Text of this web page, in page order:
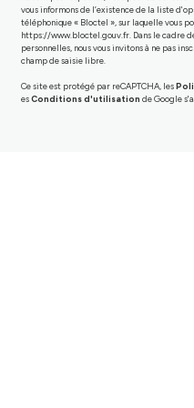
vous informons de l’existence de la liste
téléphonique « Bloctel », sur laquelle vous
https://www.bloctel.gouv.fr. Dans le cadre
personnelles, nous vous invitons à ne pas
champ de saisie libre.
Ce site est protégé par reCAPTCHA, les
esConditions d'utilisation de Google